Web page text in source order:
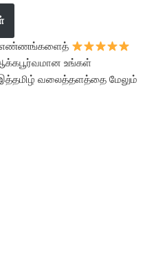
எண்ணங்களைத்
உங்கள்
வலைத்தளத்தை மேலும்